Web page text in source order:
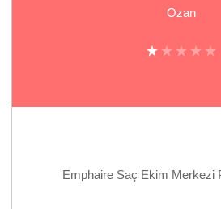
Ozan
Emphaire Saç Ekim Merkezi